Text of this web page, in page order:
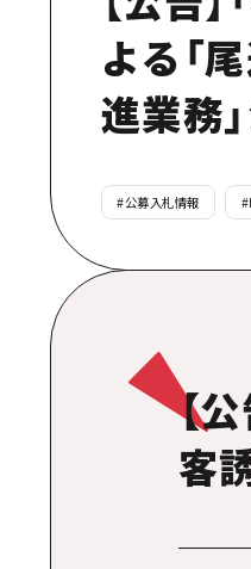
よる「
進業務
#公募入札情報 #
【
客